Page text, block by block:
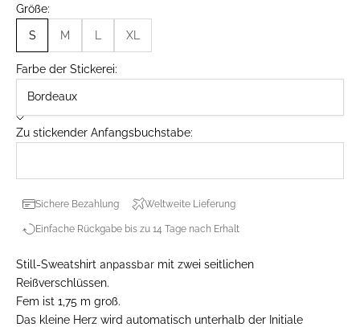
Größe:
S M L XL
Farbe der Stickerei:
Zu stickender Anfangsbuchstabe:
Sichere Bezahlung Weltweite Lieferung
Einfache Rückgabe bis zu 14 Tage nach Erhalt
Still-Sweatshirt anpassbar mit zwei seitlichen
Reißverschlüssen.
Fem ist 1,75 m groß.
Das kleine Herz wird automatisch unterhalb der Initiale